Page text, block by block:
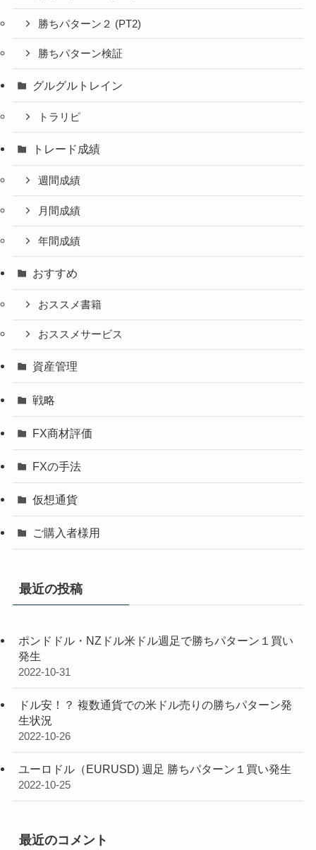
勝ちパターン２ (PT2)
勝ちパターン検証
グルグルトレイン
トラリピ
トレード成績
週間成績
月間成績
年間成績
おすすめ
おススメ書籍
おススメサービス
資産管理
戦略
FX商材評価
FXの手法
仮想通貨
ご購入者様用
最近の投稿
ポンドドル・NZドル米ドル週足で勝ちパターン１買い
発生
2022-10-31
ドル安！？ 複数通貨での米ドル売りの勝ちパターン発
生状況
2022-10-26
ユーロドル（EURUSD) 週足 勝ちパターン１買い発生
2022-10-25
最近のコメント